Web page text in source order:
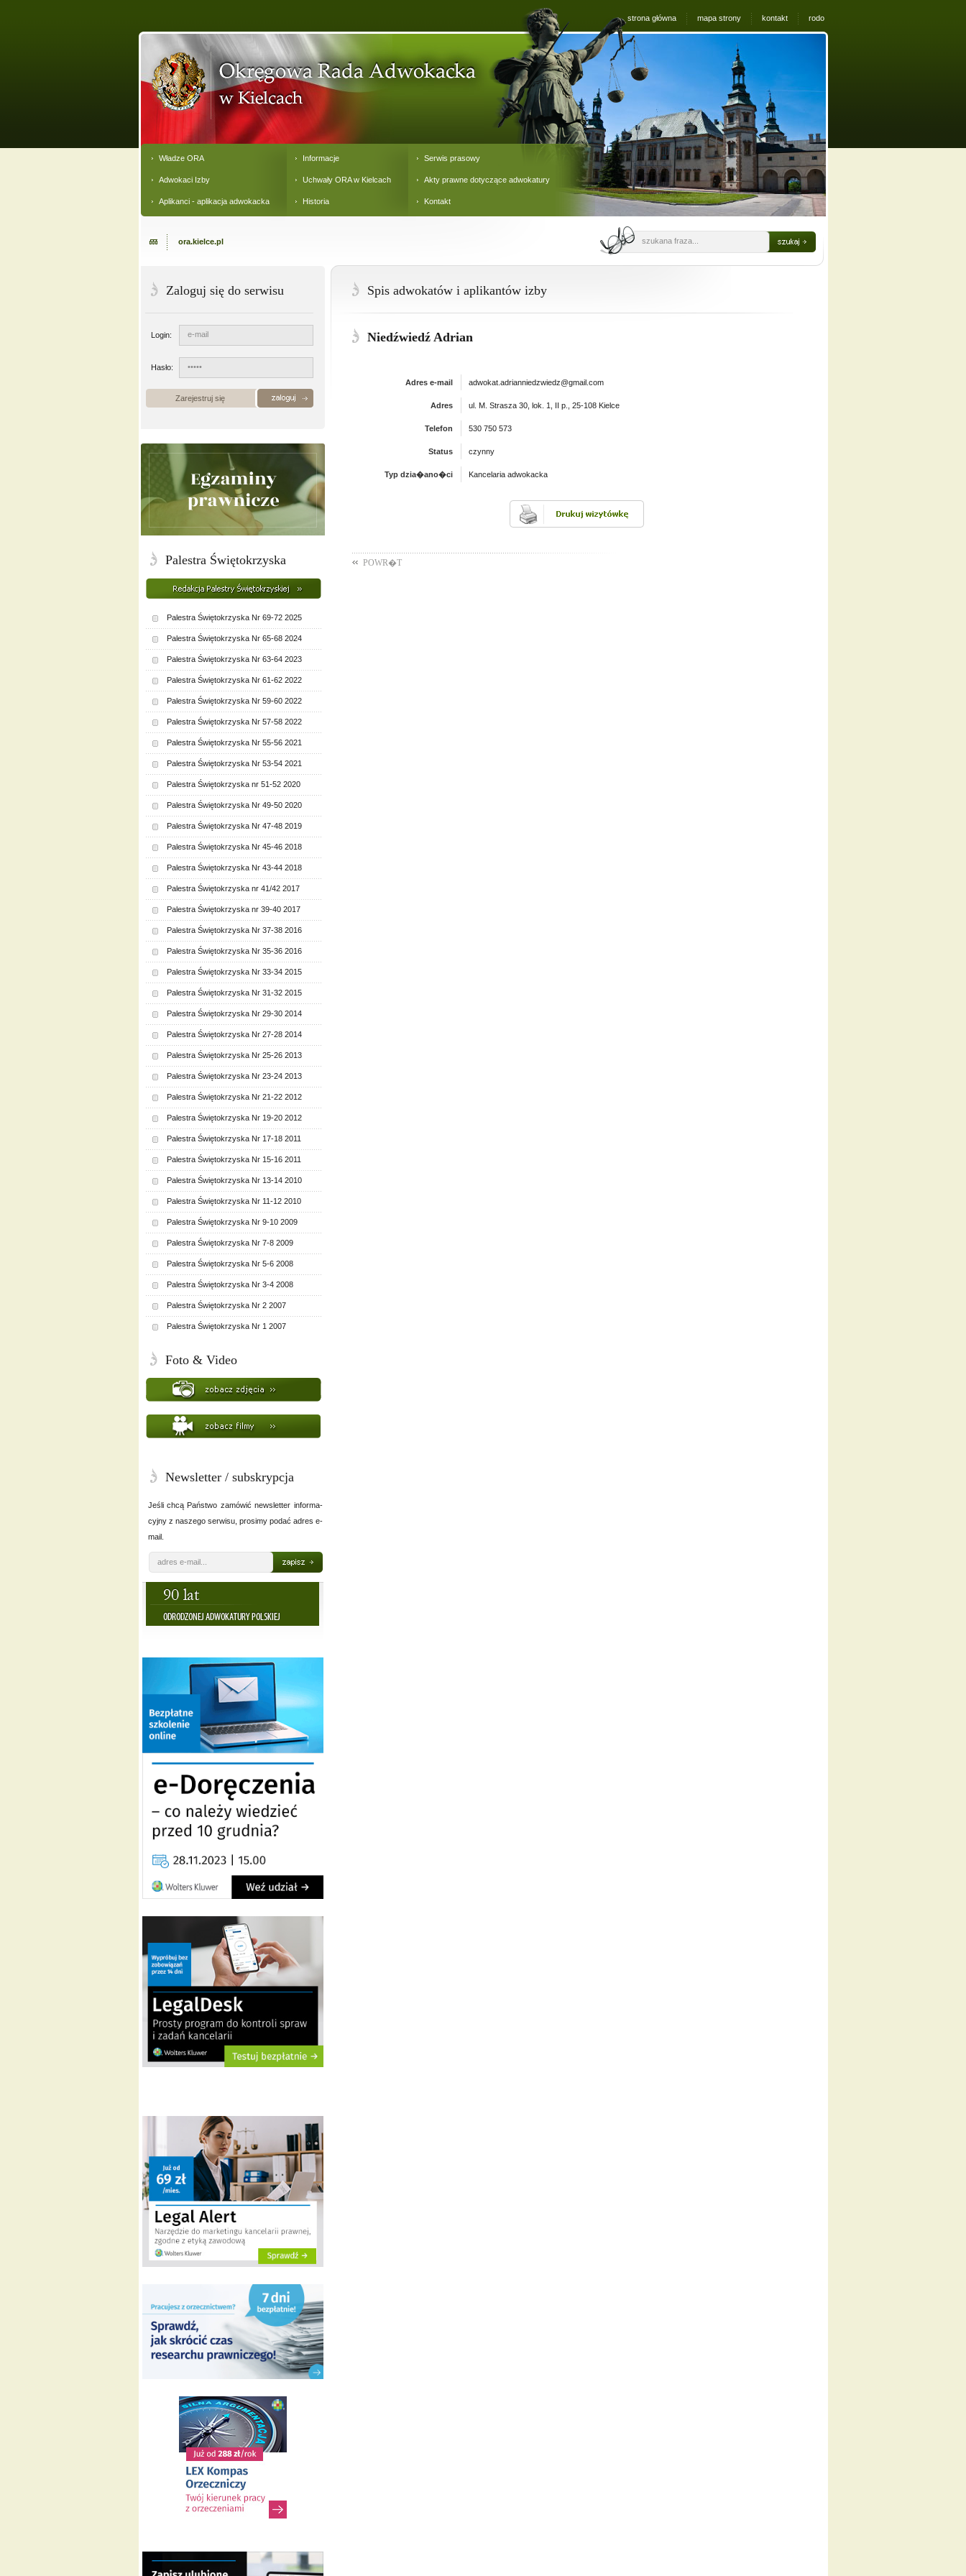
strona główna mapa strony kontakt rodo
Władze ORA
Adwokaci Izby
Aplikanci - aplikacja adwokacka
Informacje
Uchwały ORA w Kielcach
Historia
Serwis prasowy
Akty prawne dotyczące adwokatury
Kontakt
ora.kielce.pl szukana fraza...
Spis adwokatów i aplikantów izby
Niedźwiedź Adrian
Adres e-mail adwokat.adrianniedzwiedz@gmail.com
Adres ul. M. Strasza 30, lok. 1, II p., 25-108 Kielce
Telefon 530 750 573
Status czynny
Typ dzia�ano�ci Kancelaria adwokacka
POWR�T
Zaloguj się do serwisu
Login:
Hasło:
Zarejestruj się
Palestra Świętokrzyska
Palestra Świętokrzyska Nr 69-72 2025
Palestra Świętokrzyska Nr 65-68 2024
Palestra Świętokrzyska Nr 63-64 2023
Palestra Świętokrzyska Nr 61-62 2022
Palestra Świętokrzyska Nr 59-60 2022
Palestra Świętokrzyska Nr 57-58 2022
Palestra Świętokrzyska Nr 55-56 2021
Palestra Świętokrzyska Nr 53-54 2021
Palestra Świętokrzyska nr 51-52 2020
Palestra Świętokrzyska Nr 49-50 2020
Palestra Świętokrzyska Nr 47-48 2019
Palestra Świętokrzyska Nr 45-46 2018
Palestra Świętokrzyska Nr 43-44 2018
Palestra Świętokrzyska nr 41/42 2017
Palestra Świętokrzyska nr 39-40 2017
Palestra Świętokrzyska Nr 37-38 2016
Palestra Świętokrzyska Nr 35-36 2016
Palestra Świętokrzyska Nr 33-34 2015
Palestra Świętokrzyska Nr 31-32 2015
Palestra Świętokrzyska Nr 29-30 2014
Palestra Świętokrzyska Nr 27-28 2014
Palestra Świętokrzyska Nr 25-26 2013
Palestra Świętokrzyska Nr 23-24 2013
Palestra Świętokrzyska Nr 21-22 2012
Palestra Świętokrzyska Nr 19-20 2012
Palestra Świętokrzyska Nr 17-18 2011
Palestra Świętokrzyska Nr 15-16 2011
Palestra Świętokrzyska Nr 13-14 2010
Palestra Świętokrzyska Nr 11-12 2010
Palestra Świętokrzyska Nr 9-10 2009
Palestra Świętokrzyska Nr 7-8 2009
Palestra Świętokrzyska Nr 5-6 2008
Palestra Świętokrzyska Nr 3-4 2008
Palestra Świętokrzyska Nr 2 2007
Palestra Świętokrzyska Nr 1 2007
Foto & Video
Newsletter / subskrypcja
Jeśli chcą Państwo zamówić newsletter informa-
cyjny z naszego serwisu, prosimy podać adres e-
mail.